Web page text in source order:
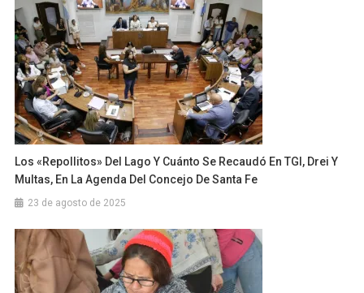
Los «repollitos» Del Lago Y Cuánto Se Recaudó En TGI, Drei Y
Multas, En La Agenda Del Concejo De Santa Fe
23 de agosto de 2025